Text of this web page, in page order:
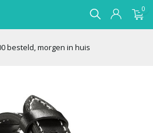
0
besteld, morgen in huis